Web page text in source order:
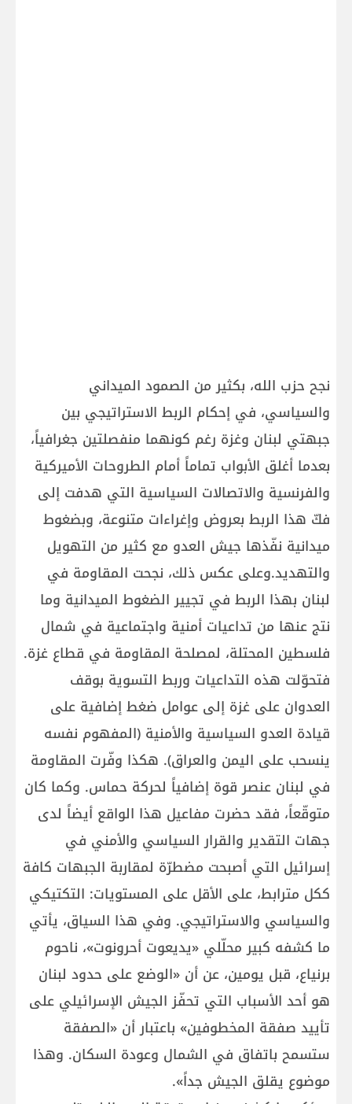
نجح حزب الله، بكثير من الصمود الميداني
والسياسي، في إحكام الربط الاستراتيجي بين
جبهتي لبنان وغزة رغم كونهما منفصلتين جغرافياً،
بعدما أغلق الأبواب تماماً أمام الطروحات الأميركية
والفرنسية والاتصالات السياسية التي هدفت إلى
فكّ هذا الربط بعروض وإغراءات متنوعة، وبضغوط
ميدانية نفّذها جيش العدو مع كثير من التهويل
والتهديد.وعلى عكس ذلك، نجحت المقاومة في
لبنان بهذا الربط في تجيير الضغوط الميدانية وما
نتج عنها من تداعيات أمنية واجتماعية في شمال
فلسطين المحتلة، لمصلحة المقاومة في قطاع غزة.
فتحوّلت هذه التداعيات وربط التسوية بوقف
العدوان على غزة إلى عوامل ضغط إضافية على
قيادة العدو السياسية والأمنية (المفهوم نفسه
ينسحب على اليمن والعراق). هكذا وفّرت المقاومة
في لبنان عنصر قوة إضافياً لحركة حماس. وكما كان
متوقّعاً، فقد حضرت مفاعيل هذا الواقع أيضاً لدى
جهات التقدير والقرار السياسي والأمني في
إسرائيل التي أصبحت مضطرّة لمقاربة الجبهات كافة
ككل مترابط، على الأقل على المستويات: التكتيكي
والسياسي والاستراتيجي. وفي هذا السياق، يأتي
ما كشفه كبير محلّلي «يديعوت أحرونوت»، ناحوم
برنياع، قبل يومين، عن أن «الوضع على حدود لبنان
هو أحد الأسباب التي تحفّز الجيش الإسرائيلي على
تأييد صفقة المخطوفين» باعتبار أن «الصفقة
ستسمح باتفاق في الشمال وعودة السكان. وهذا
موضوع يقلق الجيش جداً».